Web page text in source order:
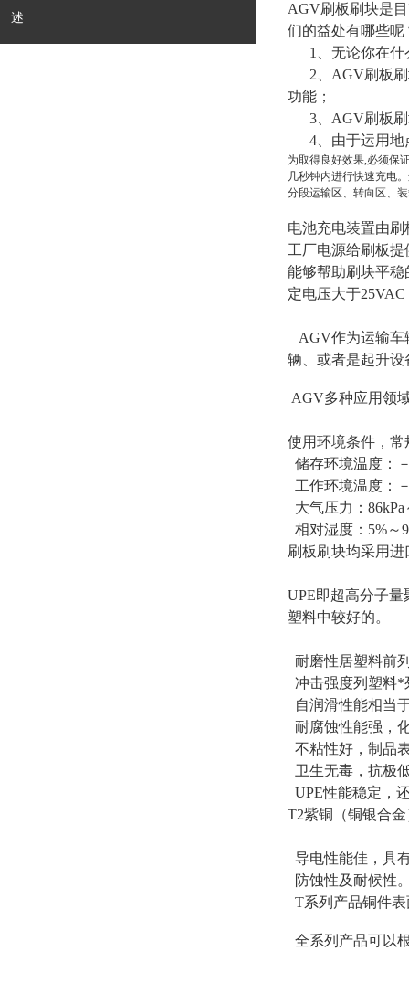
述
AGV刷板刷块是
们的益处有哪些呢
1、无论你在什
2、AGV刷板刷
功能；
3、AGV刷板刷
4、由于运用地
为取得良好效果,必须保
几秒钟内进行快速充电
分段运输区、转向区、
电池充电装置由
工厂电源给刷板
能够帮助刷块平
定电压大于
AGV作为运输车
辆、或者是起升设
AGV多种应用领
使用环境条件，常
储存环境温度：
工作环境温度：
大气压力：86kPa
相对湿度：5%～
刷板刷块均采用进
UPE即超高分子
塑料中较好的。
耐磨性居塑料前
冲击强度列塑料*
自润滑性能相当
耐腐蚀性能强，
不粘性好，制品
卫生无毒，抗极
UPE性能稳定，
T2紫铜（铜银合
导电性能佳，具
防蚀性及耐候性
T系列产品铜件
全系列产品可以